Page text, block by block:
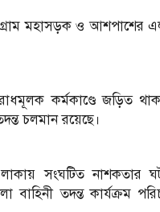
মহাসড়ক ও
কর্মকাণ্ডে জড়িত
চলমান রয়েছে।
সংঘটিত নাশকতার
তদন্ত কার্যক্রম